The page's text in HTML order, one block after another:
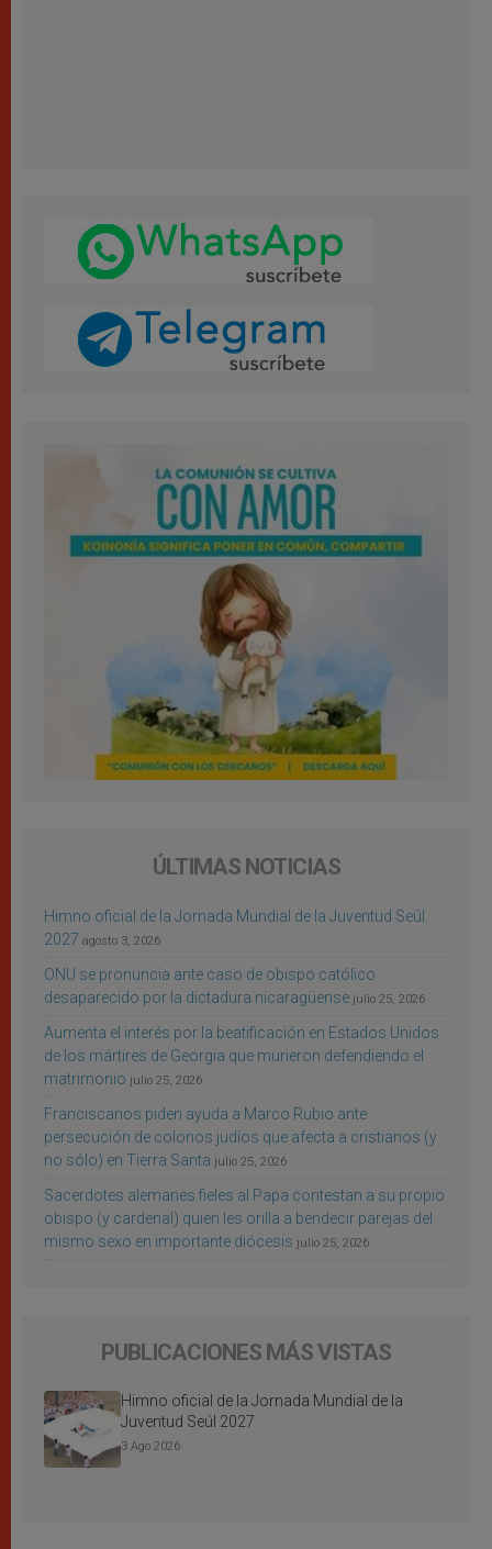
ÚLTIMAS NOTICIAS
Himno oficial de la Jornada Mundial de la Juventud Seúl
2027 agosto 3, 2026
ONU se pronuncia ante caso de obispo católico
desaparecido por la dictadura nicaragüense julio 25, 2026
Aumenta el interés por la beatificación en Estados Unidos
de los mártires de Georgia que murieron defendiendo el
matrimonio julio 25, 2026
Franciscanos piden ayuda a Marco Rubio ante
persecución de colonos judíos que afecta a cristianos (y
no sólo) en Tierra Santa julio 25, 2026
Sacerdotes alemanes fieles al Papa contestan a su propio
obispo (y cardenal) quien les orilla a bendecir parejas del
mismo sexo en importante diócesis julio 25, 2026
PUBLICACIONES MÁS VISTAS
Himno oficial de la Jornada Mundial de la
Juventud Seúl 2027
3 Ago 2026